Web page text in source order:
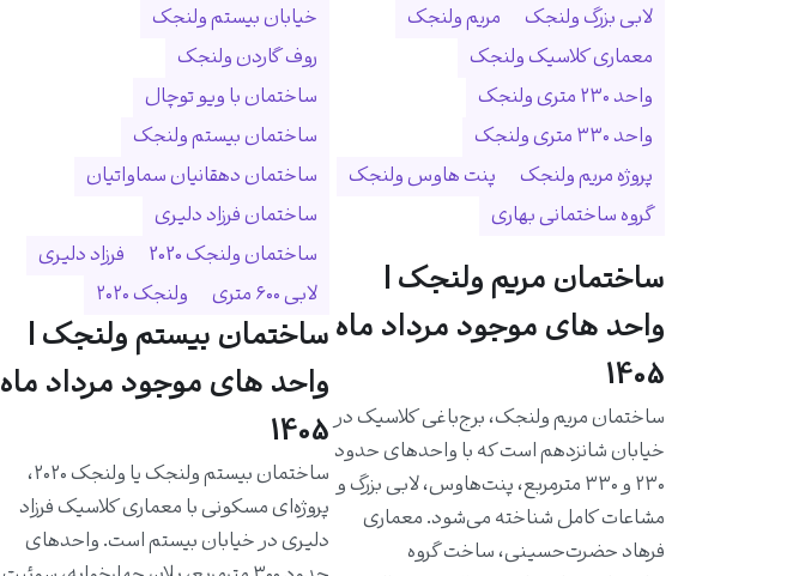
لابی بزرگ ولنجک
مریم ولنجک
معماری کلاسیک ولنجک
واحد ۲۳۰ متری ولنجک
واحد ۳۳۰ متری ولنجک
پروژه مریم ولنجک
پنت هاوس ولنجک
گروه ساختمانی بهاری
ساختمان مریم ولنجک |
واحد های موجود مرداد ماه
1405
ساختمان مریم ولنجک، برج‌باغی کلاسیک در
خیابان شانزدهم است که با واحدهای حدود
۲۳۰ و ۳۳۰ مترمربع، پنت‌هاوس، لابی بزرگ و
مشاعات کامل شناخته می‌شود. معماری
فرهاد حضرت‌حسینی، ساخت گروه
خیابان بیستم ولنجک
روف گاردن ولنجک
ساختمان با ویو توچال
ساختمان بیستم ولنجک
ساختمان دهقانیان سماواتیان
ساختمان فرزاد دلیری
ساختمان ولنجک 2020
فرزاد دلیری
لابی ۶۰۰ متری
ولنجک ۲۰۲۰
ساختمان بیستم ولنجک |
واحد های موجود مرداد ماه
1405
ساختمان بیستم ولنجک یا ولنجک ۲۰۲۰،
پروژه‌ای مسکونی با معماری کلاسیک فرزاد
دلیری در خیابان بیستم است. واحدهای